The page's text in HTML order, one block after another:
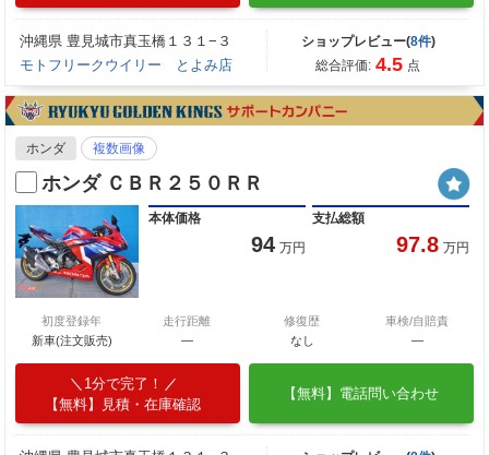
沖縄県 豊見城市真玉橋１３１−３
モトフリークウイリー とよみ店
ショップレビュー(8件)
総合評価: 4.5 点
ホンダ 複数画像
ホンダ ＣＢＲ２５０ＲＲ
本体価格
94 万円
支払総額
97.8 万円
初度登録年
新車(注文販売)
走行距離
―
修復歴
なし
車検/自賠責
―
1分で完了！
【無料】見積・在庫確認
【無料】電話問い合わせ